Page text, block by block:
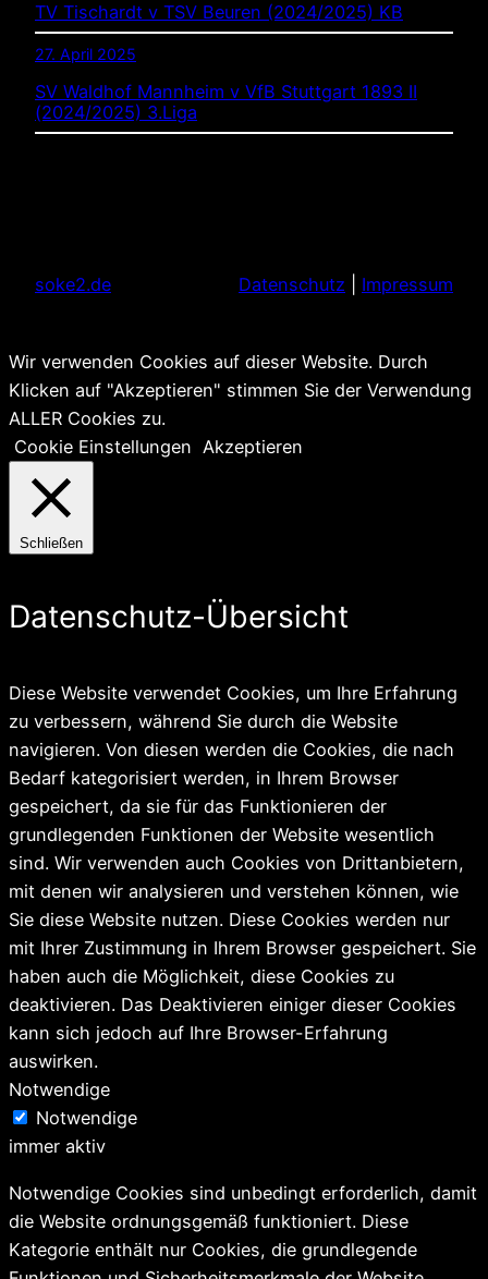
TV Tischardt v TSV Beuren (2024/2025) KB
27. April 2025
SV Waldhof Mannheim v VfB Stuttgart 1893 II
(2024/2025) 3.Liga
soke2.de Datenschutz Impressum
Wir verwenden Cookies auf dieser Website. Durch
Klicken auf "Akzeptieren" stimmen Sie der Verwendung
ALLER Cookies zu.
Cookie Einstellungen Akzeptieren
Schließen
Datenschutz-Übersicht
Diese Website verwendet Cookies, um Ihre Erfahrung
zu verbessern, während Sie durch die Website
navigieren. Von diesen werden die Cookies, die nach
Bedarf kategorisiert werden, in Ihrem Browser
gespeichert, da sie für das Funktionieren der
grundlegenden Funktionen der Website wesentlich
sind. Wir verwenden auch Cookies von Drittanbietern,
mit denen wir analysieren und verstehen können, wie
Sie diese Website nutzen. Diese Cookies werden nur
mit Ihrer Zustimmung in Ihrem Browser gespeichert. Sie
haben auch die Möglichkeit, diese Cookies zu
deaktivieren. Das Deaktivieren einiger dieser Cookies
kann sich jedoch auf Ihre Browser-Erfahrung
auswirken.
Notwendige
Notwendige
immer aktiv
Notwendige Cookies sind unbedingt erforderlich, damit
die Website ordnungsgemäß funktioniert. Diese
Kategorie enthält nur Cookies, die grundlegende